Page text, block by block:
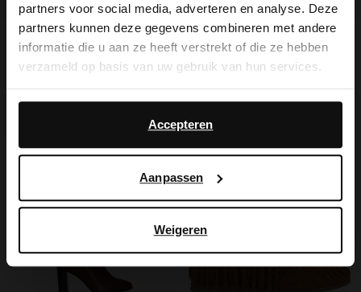
partners voor social media, adverteren en analyse. Deze
partners kunnen deze gegevens combineren met andere
informatie die u aan ze heeft verstrekt of die ze hebben
verzameld op basis van uw gebruik van hun services.
Daarnaast werken wij samen met Google voor
advertentie- en meetdoeleinden. Meer informatie over
hoe Google uw persoonsgegevens gebruikt, vindt u op
Accepteren
Aanpassen
Weigeren
met flap
109.98
65.99 74.99
37.50
- 30%
It looks like your language isn't Dutch. Would
you like to switch to English?
Yes, switch to
English
No, stay in Dutch